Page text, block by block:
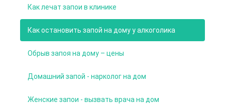
Как лечат запои в клинике
Как остановить запой на дому у алкоголика
Обрыв запоя на дому – цены
Домашний запой - нарколог на дом
Женские запои - вызвать врача на дом